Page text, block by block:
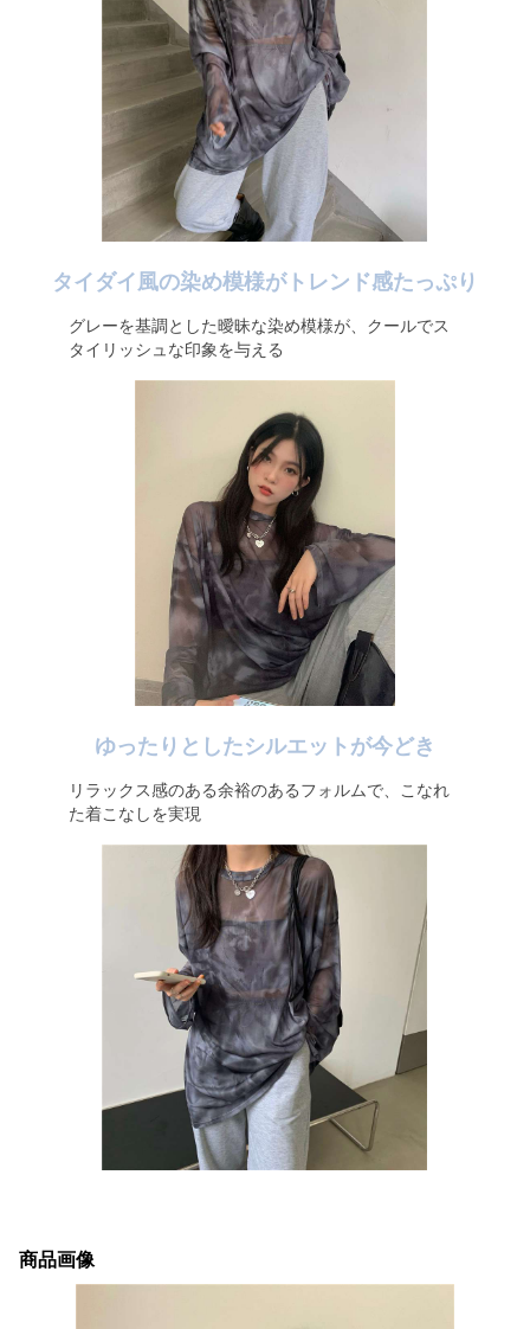
タイダイ風の染め模様がトレンド感たっぷり
グレーを基調とした曖昧な染め模様が、クールでス
タイリッシュな印象を与える
ゆったりとしたシルエットが今どき
リラックス感のある余裕のあるフォルムで、こなれ
た着こなしを実現
商品画像